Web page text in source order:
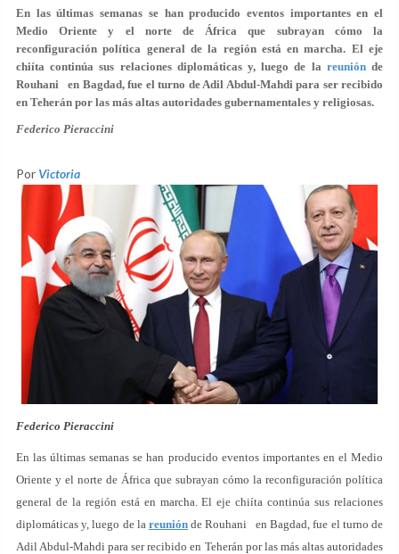
En las últimas semanas se han producido eventos importantes en el
Medio Oriente y el norte de África que subrayan cómo la
reconfiguración política general de la región está en marcha. El eje
chiíta continúa sus relaciones diplomáticas y, luego de la reuniónde
Rouhani en Bagdad, fue el turno de Adil Abdul-Mahdi para ser recibido
en Teherán por las más altas autoridades gubernamentales y religiosas.
Federico Pieraccini
Por Victoria
Federico Pieraccini
En las últimas semanas se han producido eventos importantes en el Medio
Oriente y el norte de África que subrayan cómo la reconfiguración política
general de la región está en marcha. El eje chiíta continúa sus relaciones
diplomáticas y, luego de la reunión de Rouhani en Bagdad, fue el turno de
Adil Abdul-Mahdi para ser recibido en Teherán por las más altas autoridades